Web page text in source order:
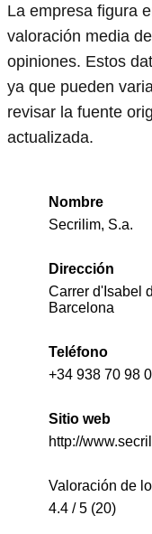
La empresa figura
valoración media
opiniones. Estos
ya que pueden
revisar la fuente
actualizada.
Nombre
Secrilim, S.a.
Dirección
Carrer d'Isabel
Barcelona
Teléfono
+34 938 70 98
Sitio web
http://
Valoración de
4.4 / 5 (20)